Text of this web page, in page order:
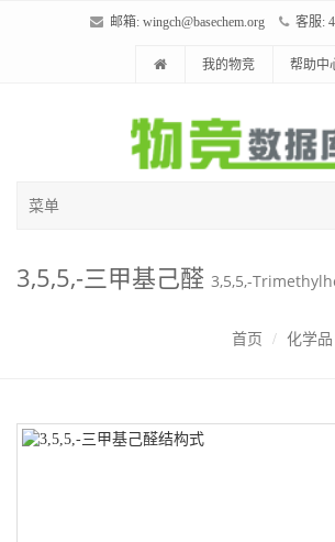
邮箱: wingch@basechem.org 客服:
我的物竞 帮助中
菜单
3,5,5,-三甲基己醛 3,5,5,-
首页 化学品